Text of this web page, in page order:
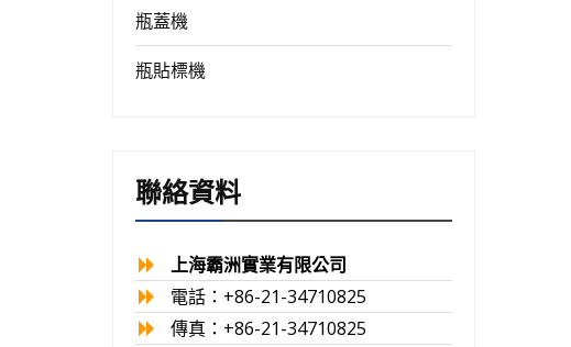
瓶蓋機
瓶貼標機
聯絡資料
上海霸洲實業有限公司
電話：+86-21-34710825
傳真：+86-21-34710825